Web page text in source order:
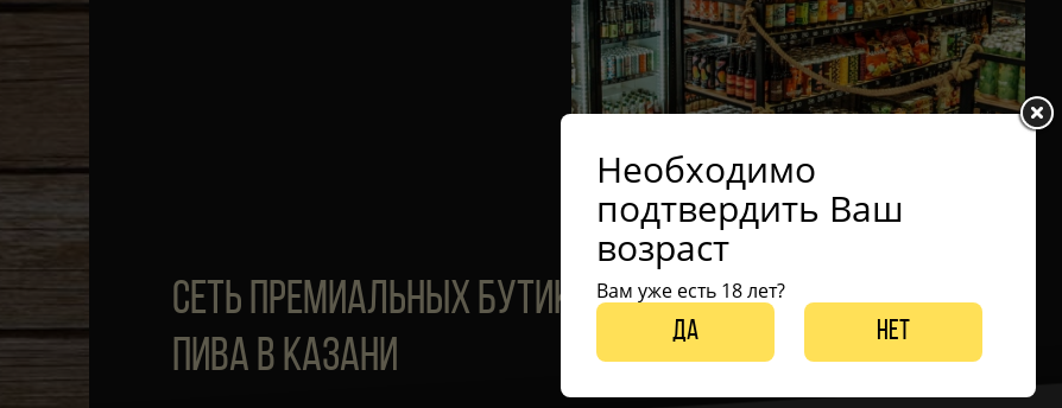
СЕТЬ ПРЕМИАЛЬНЫХ БУТИКОВ ЭКСКЛЮЗИВНОГО
ПИВА В КАЗАНИ
Необходимо
подтвердить Ваш
возраст
Вам уже есть 18 лет?
Да Нет